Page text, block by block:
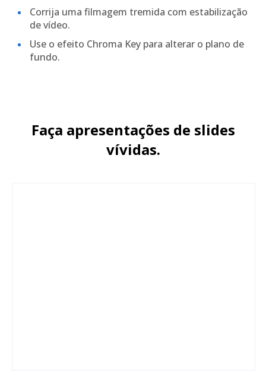
Corrija uma filmagem tremida com estabilização
de vídeo.
Use o efeito Chroma Key para alterar o plano de
fundo.
Faça apresentações de slides
vívidas.